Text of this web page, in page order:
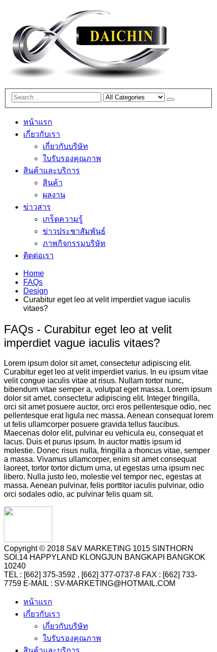
หน้าแรก
เกี่ยวกับเรา
เกี่ยวกับบริษัท
ใบรับรองคุณภาพ
สินค้าและบริการ
สินค้า
ผลงาน
ข่าวสาร
เกร็ดความรู้
ข่าวประชาสัมพันธ์
ภาพกิจกรรมบริษัท
ติดต่อเรา
Home
FAQs
Design
Curabitur eget leo at velit imperdiet vague iaculis
vitaes?
FAQs - Curabitur eget leo at velit
imperdiet vague iaculis vitaes?
Lorem ipsum dolor sit amet, consectetur adipiscing elit.
Curabitur eget leo at velit imperdiet varius. In eu ipsum vitae
velit congue iaculis vitae at risus. Nullam tortor nunc,
bibendum vitae semper a, volutpat eget massa. Lorem ipsum
dolor sit amet, consectetur adipiscing elit. Integer fringilla,
orci sit amet posuere auctor, orci eros pellentesque odio, nec
pellentesque erat ligula nec massa. Aenean consequat lorem
ut felis ullamcorper posuere gravida tellus faucibus.
Maecenas dolor elit, pulvinar eu vehicula eu, consequat et
lacus. Duis et purus ipsum. In auctor mattis ipsum id
molestie. Donec risus nulla, fringilla a rhoncus vitae, semper
a massa. Vivamus ullamcorper, enim sit amet consequat
laoreet, tortor tortor dictum urna, ut egestas urna ipsum nec
libero. Nulla justo leo, molestie vel tempor nec, egestas at
massa. Aenean pulvinar, felis porttitor iaculis pulvinar, odio
orci sodales odio, ac pulvinar felis quam sit.
Copyright © 2018 S&V MARKETING 1015 SINTHORN
SOI.14 HAPPYLAND KLONGJUN BANGKAPI BANGKOK
10240
TEL : [662] 375-3592 , [662] 377-0737-8 FAX : [662] 733-
7759 E-MAIL : SV-MARKETING@HOTMAIL.COM
หน้าแรก
เกี่ยวกับเรา
เกี่ยวกับบริษัท
ใบรับรองคุณภาพ